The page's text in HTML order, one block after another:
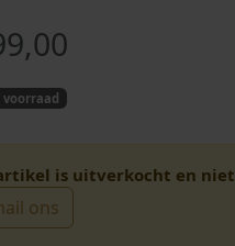
voorraad
is uitverkocht en
ons